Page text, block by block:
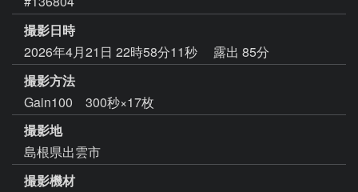
撮影日時
2026年4月21日 22時58分11秒
露出 85分
撮影方法
Gain100 300秒×17枚
撮影地
島根県出雲市
撮影機材